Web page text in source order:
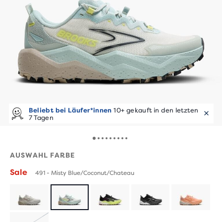
Beliebt bei Läufer*innen 10+ gekauft in den letzten
7 Tagen
AUSWAHL FARBE
Sale 491 - Misty Blue/Coconut/Chateau